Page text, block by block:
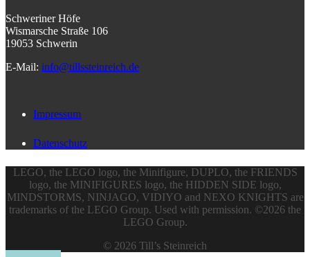
Schweriner Höfe
Wismarsche Straße 106
19053 Schwerin
E-Mail: info@tillssteinreich.de
Impressum
Datenschutz
LEGO, the LEGO logo, the Minifigure, DUPLO, the FRIENDS
logo, the MINIFIGURES logo, the HIDDEN SIDE logo,
MINDSTORMS, NINJAGO, VIDIYO and NEXO KNIGHTS are
trademarks of the LEGO Group. Used with permission. ©2026 the
LEGO Group.
© 2026 Till’s Steinreich